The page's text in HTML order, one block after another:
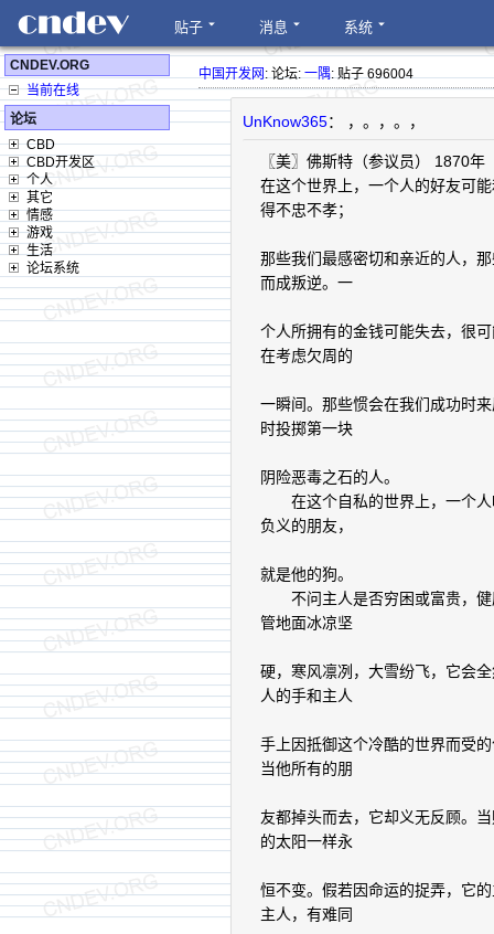
贴子 消息 系统
CNDEV.ORG
当前在线
论坛
CBD
CBD开发区
个人
其它
情感
游戏
生活
论坛系统
中国开发网: 论坛:一隅: 贴子 696004
UnKnow365： ，。，。，
〖美〗佛斯特（参议员） 1870年
在这个世界上，一个人的好友可
得不忠不孝；
那些我们最感密切和亲近的人，
而成叛逆。一
个人所拥有的金钱可能失去，很
在考虑欠周的
一瞬间。那些惯会在我们成功时
时投掷第一块
阴险恶毒之石的人。
在这个自私的世界上，一个人
负义的朋友，
就是他的狗。
不问主人是否穷困或富贵，健
管地面冰凉坚
硬，寒风凛冽，大雪纷飞，它会
人的手和主人
手上因抵御这个冷酷的世界而受
当他所有的朋
友都掉头而去，它却义无反顾。
的太阳一样永
恒不变。假若因命运的捉弄，它
主人，有难同